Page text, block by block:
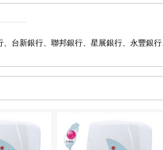
台新銀行、聯邦銀行、星展銀行、永豐銀